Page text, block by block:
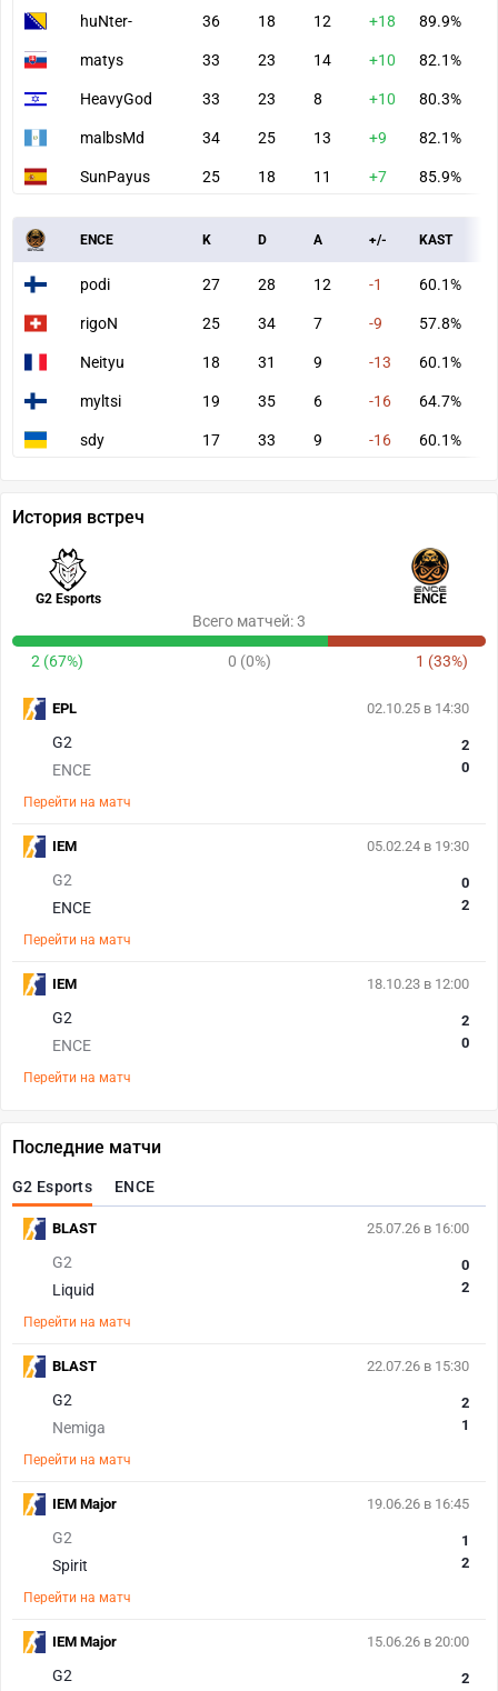
huNter- 36 18 12 +18 89.9%
matys 33 23 14 +10 82.1%
HeavyGod 33 23 8 +10 80.3%
malbsMd 34 25 13 +9 82.1%
SunPayus 25 18 11 +7 85.9%
ENCE K D A +/- KAST
podi 27 28 12 -1 60.1%
rigoN 25 34 7 -9 57.8%
Neityu 18 31 9 -13 60.1%
myltsi 19 35 6 -16 64.7%
sdy 17 33 9 -16 60.1%
История встреч
G2 Esports ENCE
Всего матчей: 3
2 (67%) 0 (0%) 1 (33%)
02.10.25 в 14:30
G2
ENCE
2
0
Перейти на матч
EPL
05.02.24 в 19:30
G2
ENCE
0
2
Перейти на матч
IEM
18.10.23 в 12:00
G2
ENCE
2
0
Перейти на матч
IEM
Последние матчи
G2 Esports ENCE
25.07.26 в 16:00
G2
Liquid
0
2
Перейти на матч
BLAST
22.07.26 в 15:30
G2
Nemiga
2
1
Перейти на матч
BLAST
19.06.26 в 16:45
G2
Spirit
1
2
Перейти на матч
IEM Major
15.06.26 в 20:00
G2 2
IEM Major